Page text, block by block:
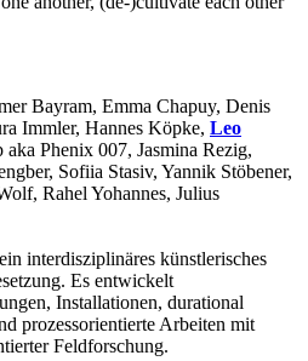
Bayram, Emma Chapuy, Denis
Immler, Hannes Köpke, Leo
Phenix 007, Jasmina Rezig,
Sofiia Stasiv, Yannik Stöbener,
Rahel Yohannes, Julius
interdisziplinäres künstlerisches
Es entwickelt
Installationen, durational
prozessorientierte Arbeiten mit
Feldforschung.